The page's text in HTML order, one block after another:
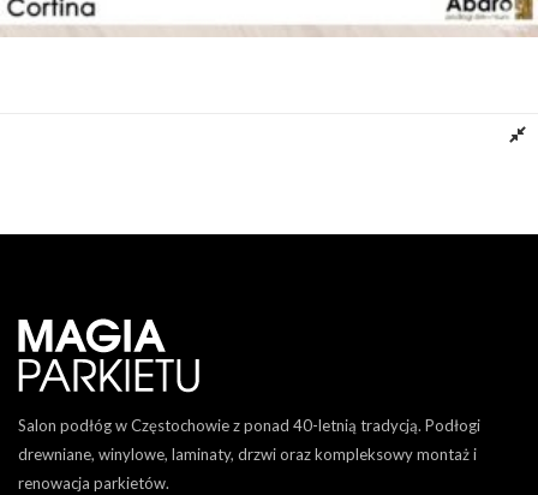
Salon podłóg w Częstochowie z ponad 40-letnią tradycją. Podłogi
drewniane, winylowe, laminaty, drzwi oraz kompleksowy montaż i
renowacja parkietów.